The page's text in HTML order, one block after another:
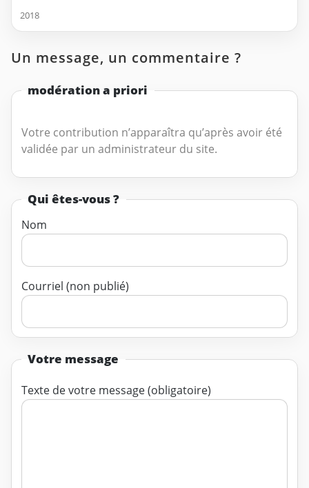
2018
Un message, un commentaire ?
modération a priori
Votre contribution n’apparaîtra qu’après avoir été
validée par un administrateur du site.
Qui êtes-vous ?
Nom
Courriel (non publié)
Votre message
Texte de votre message (obligatoire)